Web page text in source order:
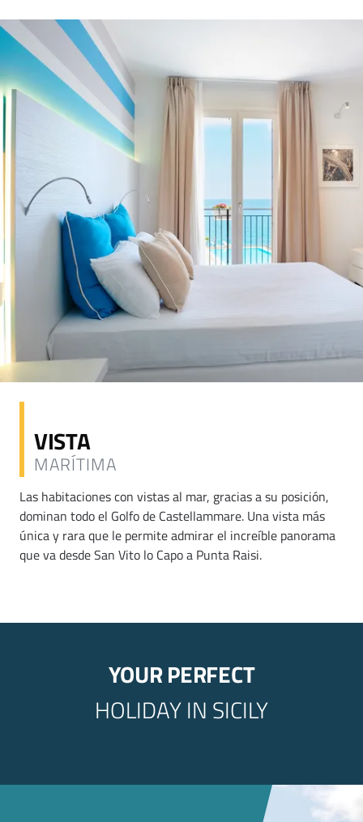
VISTA
MARÍTIMA
Las habitaciones con vistas al mar, gracias a su posición,
dominan todo el Golfo de Castellammare. Una vista más
única y rara que le permite admirar el increíble panorama
que va desde San Vito lo Capo a Punta Raisi.
YOUR PERFECT
HOLIDAY IN SICILY